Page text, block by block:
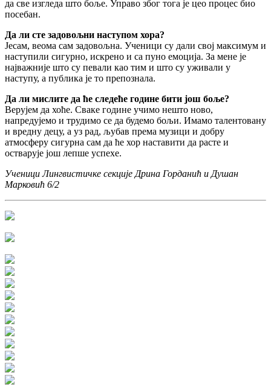
да све изгледа што боље. Управо због тога је цео процес био
посебан.
Да ли сте задовољни наступом хора?
Јесам, веома сам задовољна. Ученици су дали свој максимум и
наступили сигурно, искрено и са пуно емоција. За мене је
најважније што су певали као тим и што су уживали у
наступу, а публика је то препознала.
Да ли мислите да ће следеће године бити још боље?
Верујем да хоће. Сваке године учимо нешто ново,
напредујемо и трудимо се да будемо бољи. Имамо талентовану
и вредну децу, а уз рад, љубав према музици и добру
атмосферу сигурна сам да ће хор наставити да расте и
остварује још лепше успехе.
Ученици Лингвистичке секције Дрина Горданић и Душан
Марковић 6/2